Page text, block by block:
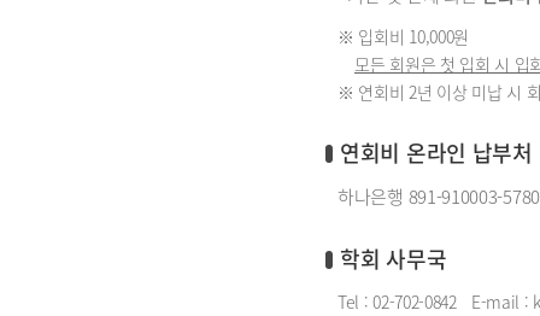
※ 입회비 10,000원
모든 회원은 첫 입회 시 입
※ 연회비 2년 이상 미납 시
연회비 온라인 납부처
하나은행 891-910003-
학회 사무국
Tel : 02-702-0842 E-mail :